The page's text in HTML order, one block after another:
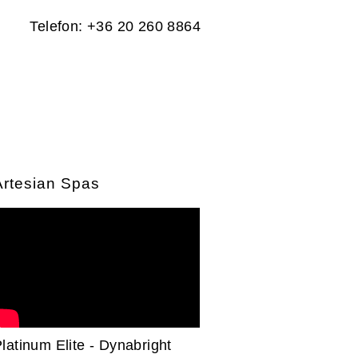
Telefon: +36 20 260 8864
Spas
Elite - Dynabright